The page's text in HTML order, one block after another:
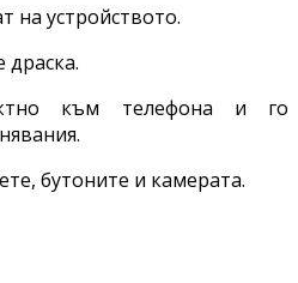
на устройството.
драска.
към телефона и го
бутоните и камерата.